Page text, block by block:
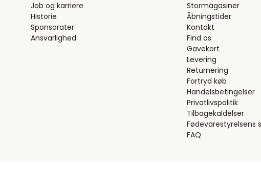
Job og karriere
Historie
Sponsorater
Ansvarlighed
Stormagasiner
Åbningstider
Kontakt
Find os
Gavekort
Levering
Returnering
Fortryd køb
Handelsbetingelser
Privatlivspolitik
Tilbagekaldelser
Fødevarestyrelsens
FAQ